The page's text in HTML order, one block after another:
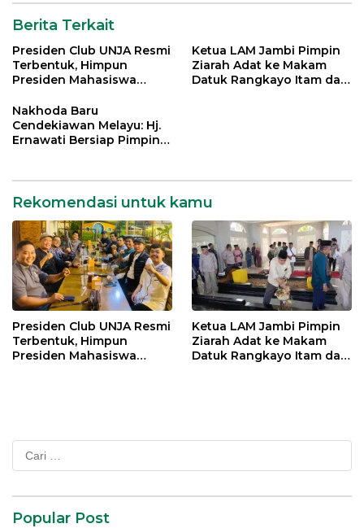
Berita Terkait
Presiden Club UNJA Resmi
Terbentuk, Himpun
Presiden Mahasiswa
Mengabdi bagi Almamater
dan Bangsa
Ketua LAM Jambi Pimpin
Ziarah Adat ke Makam
Datuk Rangkayo Itam dan
Nakhoda Baru
Cendekiawan Melayu: Hj.
Ernawati Bersiap Pimpin
Rekomendasi untuk kamu
Presiden Club UNJA Resmi
Terbentuk, Himpun
Presiden Mahasiswa
Ketua LAM Jambi Pimpin
Ziarah Adat ke Makam
Datuk Rangkayo Itam dan
Popular Post